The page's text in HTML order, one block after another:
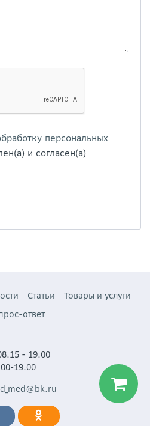
персональных
и согласен(а)
Статьи
Товары и услуги
ответ
- 19.00
19.00